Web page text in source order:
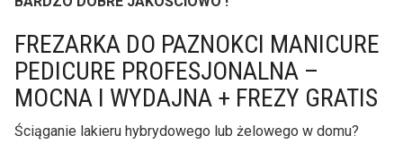
FREZARKA DO PAZNOKCI MANICURE
PEDICURE PROFESJONALNA –
MOCNA I WYDAJNA + FREZY GRATIS
Ściąganie lakieru hybrydowego lub żelowego w domu?